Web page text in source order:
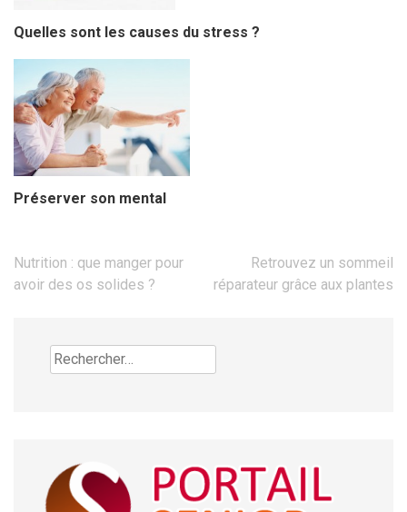
Quelles sont les causes du stress ?
Préserver son mental
Navigation
de
Nutrition : que manger pour
avoir des os solides ?
Retrouvez un sommeil
réparateur grâce aux plantes
Rechercher :